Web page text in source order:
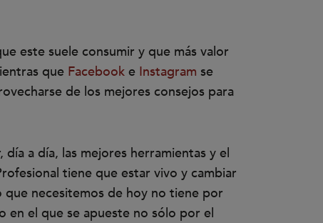
este suele consumir y que más valor
que Facebook e Instagram se
de los mejores consejos para
a día, las mejores herramientas y el
tiene que estar vivo y cambiar
necesitemos de hoy no tiene por
en el que se apueste no sólo por el